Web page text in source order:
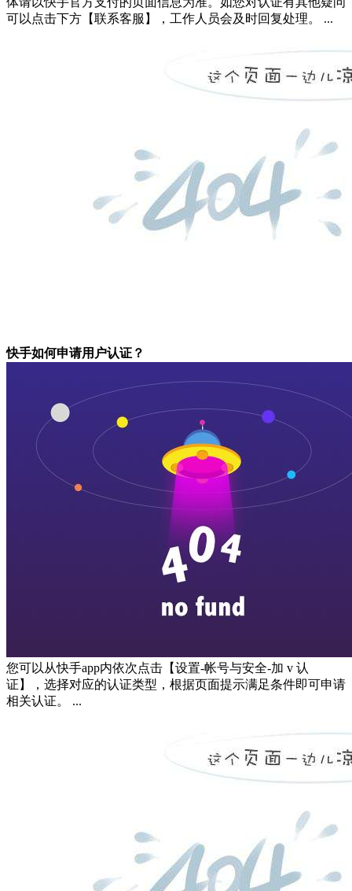
可以点击下方【联系客服】，工作人员会及时回复处理。 ...
快手如何申请用户认证？
您可以从快手app内依次点击【设置-帐号与安全-加 v 认
证】，选择对应的认证类型，根据页面提示满足条件即可申请
相关认证。 ...